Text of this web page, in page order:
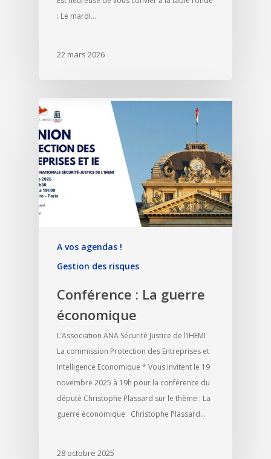
: Le mardi…
22 mars 2026
A vos agendas !
Gestion des risques
Conférence : La guerre
économique
L’Association ANA Sécurité Justice de l’IHEMI
La commission Protection des Entreprises et
Intelligence Economique * Vous invitent le 19
novembre 2025 à 19h pour la conférence du
député Christophe Plassard sur le thème : La
guerre économique Christophe Plassard…
28 octobre 2025